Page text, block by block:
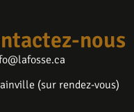
nous
(sur rendez-vous)